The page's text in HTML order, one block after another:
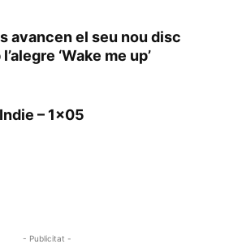
avancen el seu nou disc
‘Wake me up’
– 1×05
- Publicitat -